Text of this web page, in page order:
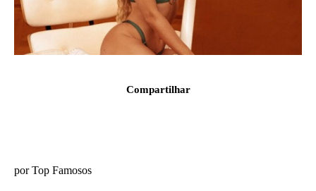
Compartilhar
por Top Famosos